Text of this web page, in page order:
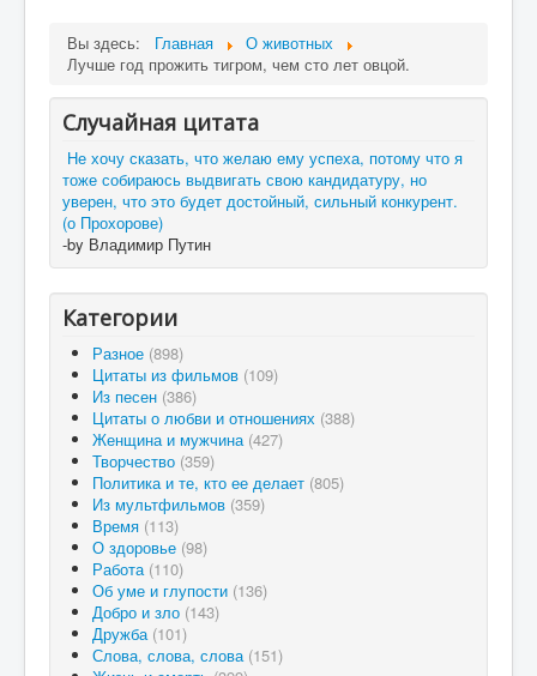
Вы здесь: Главная
О животных
Лучше год прожить тигром, чем сто лет овцой.
Случайная цитата
Не хочу сказать, что желаю ему успеха, потому что я
тоже собираюсь выдвигать свою кандидатуру, но
уверен, что это будет достойный, сильный конкурент.
(о Прохорове)
-by Владимир Путин
Категории
Разное (898)
Цитаты из фильмов (109)
Из песен (386)
Цитаты о любви и отношениях (388)
Женщина и мужчина (427)
Творчество (359)
Политика и те, кто ее делает (805)
Из мультфильмов (359)
Время (113)
О здоровье (98)
Работа (110)
Об уме и глупости (136)
Добро и зло (143)
Дружба (101)
Слова, слова, слова (151)